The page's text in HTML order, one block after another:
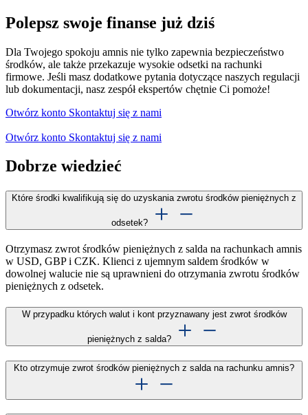
Polepsz swoje finanse już dziś
Dla Twojego spokoju amnis nie tylko zapewnia bezpieczeństwo
środków, ale także przekazuje wysokie odsetki na rachunki
firmowe. Jeśli masz dodatkowe pytania dotyczące naszych regulacji
lub dokumentacji, nasz zespół ekspertów chętnie Ci pomoże!
Otwórz konto Skontaktuj się z nami
Otwórz konto Skontaktuj się z nami
Dobrze wiedzieć
Które środki kwalifikują się do uzyskania zwrotu środków pieniężnych z
odsetek?
Otrzymasz zwrot środków pieniężnych z salda na rachunkach amnis
w USD, GBP i CZK. Klienci z ujemnym saldem środków w
dowolnej walucie nie są uprawnieni do otrzymania zwrotu środków
pieniężnych z odsetek.
W przypadku których walut i kont przyznawany jest zwrot środków
pieniężnych z salda?
Kto otrzymuje zwrot środków pieniężnych z salda na rachunku amnis?